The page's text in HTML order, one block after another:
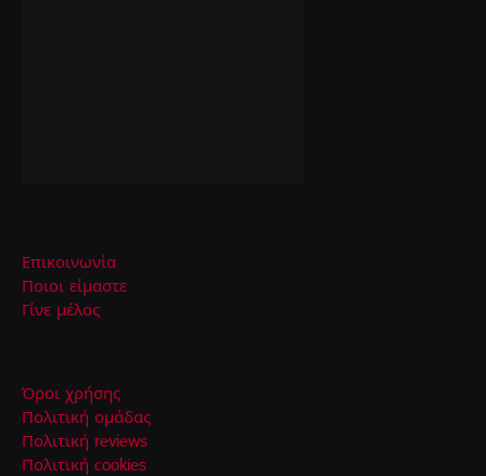
Επικοινωνία
Ποιοι είμαστε
Γίνε μέλος
Όροι χρήσης
Πολιτική ομάδας
Πολιτική reviews
Πολιτική cookies